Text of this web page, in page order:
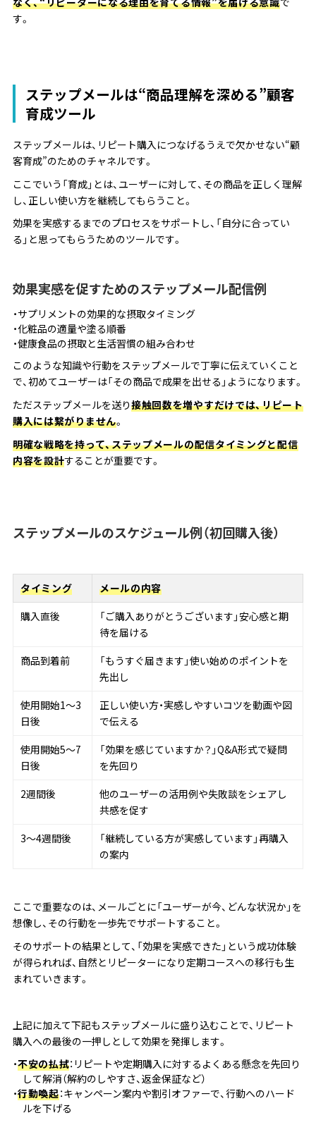
す。
ステップメールは“商品理解を深める”顧客
育成ツール
ステップメールは、リピート購入につなげるうえで欠かせない“顧
客育成”のためのチャネルです。
ここでいう「育成」とは、ユーザーに対して、その商品を正しく理解
し、正しい使い方を継続してもらうこと。
効果を実感するまでのプロセスをサポートし、「自分に合ってい
る」と思ってもらうためのツールです。
効果実感を促すためのステップメール配信例
サプリメントの効果的な摂取タイミング
化粧品の適量や塗る順番
健康食品の摂取と生活習慣の組み合わせ
このような知識や行動をステップメールで丁寧に伝えていくこと
で、初めてユーザーは「その商品で成果を出せる」ようになります。
ただステップメールを送り接触回数を増やすだけでは、リピート
購入には繋がりません。
明確な戦略を持って、ステップメールの配信タイミングと配信
内容を設計することが重要です。
ステップメールのスケジュール例（初回購入後）
タイミング
メールの内容
購入直後
「ご購入ありがとうございます」安心感と期
待を届ける
商品到着前
「もうすぐ届きます」使い始めのポイントを
先出し
使用開始1〜3
日後
正しい使い方・実感しやすいコツを動画や図
で伝える
使用開始5〜7
日後
「効果を感じていますか？」Q&A形式で疑問
を先回り
2週間後
他のユーザーの活用例や失敗談をシェアし
共感を促す
3〜4週間後
「継続している方が実感しています」再購入
の案内
ここで重要なのは、メールごとに「ユーザーが今、どんな状況か」を
想像し、その行動を一歩先でサポートすること。
そのサポートの結果として、「効果を実感できた」という成功体験
が得られれば、自然とリピーターになり定期コースへの移行も生
まれていきます。
上記に加えて下記もステップメールに盛り込むことで、リピート
購入への最後の一押しとして効果を発揮します。
不安の払拭：リピートや定期購入に対するよくある懸念を先回り
して解消（解約のしやすさ、返金保証など）
行動喚起：キャンペーン案内や割引オファーで、行動へのハード
ルを下げる